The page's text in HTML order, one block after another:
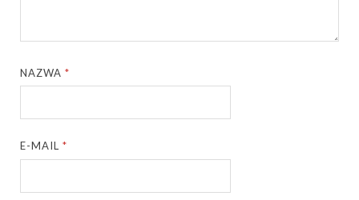
NAZWA*
E-MAIL*